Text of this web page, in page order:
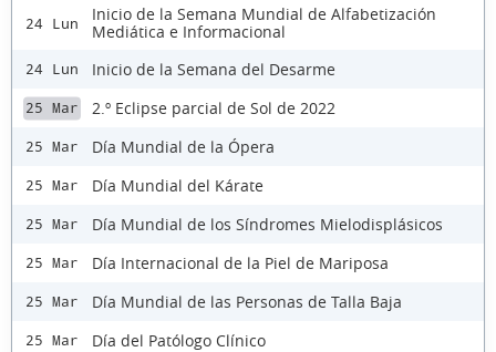
24 Lun
Inicio de la Semana Mundial de Alfabetización
Mediática e Informacional
24 Lun Inicio de la Semana del Desarme
25 Mar 2.º Eclipse parcial de Sol de 2022
25 Mar Día Mundial de la Ópera
25 Mar Día Mundial del Kárate
25 Mar Día Mundial de los Síndromes Mielodisplásicos
25 Mar Día Internacional de la Piel de Mariposa
25 Mar Día Mundial de las Personas de Talla Baja
25 Mar Día del Patólogo Clínico